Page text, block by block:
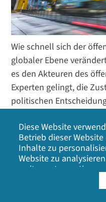
Wie schnell sich der
globaler Ebene
es den Akteuren des
Experten gelingt, die
politischen
Herausforderungen
Infrastruktur mit sich
Entwicklungsländer
noch im Aufbau
Weg
Diese Website
Betrieb dieser
Inhalte zu
Website zu
weiter nutzen,
unserer Cookies zu.
Einverständnis mit